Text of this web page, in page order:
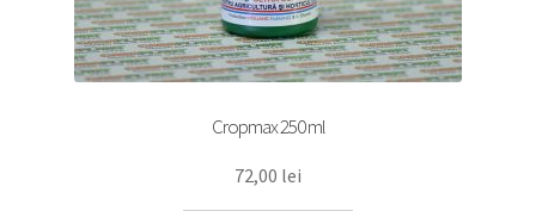
Cropmax 250 ml
72,00 lei